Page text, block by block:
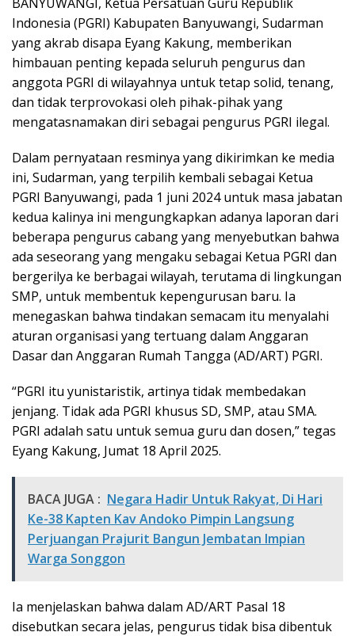
Indonesia (PGRI) Kabupaten Banyuwangi, Sudarman
yang akrab disapa Eyang Kakung, memberikan
himbauan penting kepada seluruh pengurus dan
anggota PGRI di wilayahnya untuk tetap solid, tenang,
dan tidak terprovokasi oleh pihak-pihak yang
mengatasnamakan diri sebagai pengurus PGRI ilegal.
Dalam pernyataan resminya yang dikirimkan ke media
ini, Sudarman, yang terpilih kembali sebagai Ketua
PGRI Banyuwangi, pada 1 juni 2024 untuk masa jabatan
kedua kalinya ini mengungkapkan adanya laporan dari
beberapa pengurus cabang yang menyebutkan bahwa
ada seseorang yang mengaku sebagai Ketua PGRI dan
bergerilya ke berbagai wilayah, terutama di lingkungan
SMP, untuk membentuk kepengurusan baru. Ia
menegaskan bahwa tindakan semacam itu menyalahi
aturan organisasi yang tertuang dalam Anggaran
Dasar dan Anggaran Rumah Tangga (AD/ART) PGRI.
“PGRI itu yunistaristik, artinya tidak membedakan
jenjang. Tidak ada PGRI khusus SD, SMP, atau SMA.
PGRI adalah satu untuk semua guru dan dosen,” tegas
Eyang Kakung, Jumat 18 April 2025.
BACA JUGA : Negara Hadir Untuk Rakyat, Di Hari
Ke-38 Kapten Kav Andoko Pimpin Langsung
Perjuangan Prajurit Bangun Jembatan Impian
Warga Songgon
Ia menjelaskan bahwa dalam AD/ART Pasal 18
disebutkan secara jelas, pengurus tidak bisa dibentuk